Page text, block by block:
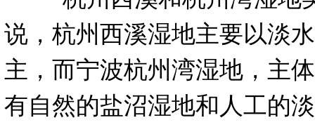
说，杭州西溪湿地主要以淡
主，而宁波杭州湾湿地，主
有自然的盐沼湿地和人工的